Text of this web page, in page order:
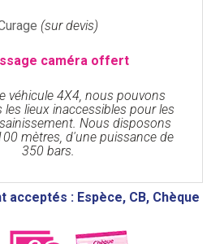
(sur devis)
caméra offert
véhicule 4X4, nous pouvons
les lieux inaccessibles pour les
Nous disposons
mètres, d'une puissance de
350 bars.
acceptés : Espèce, CB, Chèque